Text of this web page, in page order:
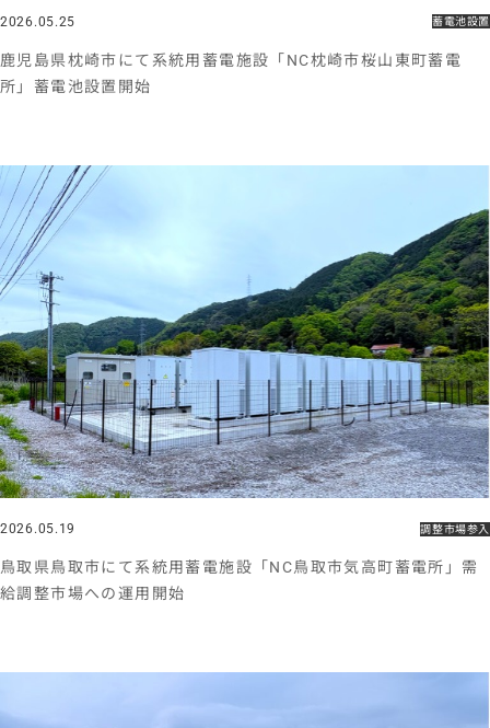
2026.05.25 蓄電池設置
鹿児島県枕崎市にて系統用蓄電施設「NC枕崎市桜山東町蓄電
所」蓄電池設置開始
2026.05.19 調整市場参入
鳥取県鳥取市にて系統用蓄電施設「NC鳥取市気高町蓄電所」需
給調整市場への運用開始